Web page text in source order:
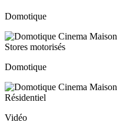
Domotique
Stores motorisés
Domotique
Résidentiel
Vidéo